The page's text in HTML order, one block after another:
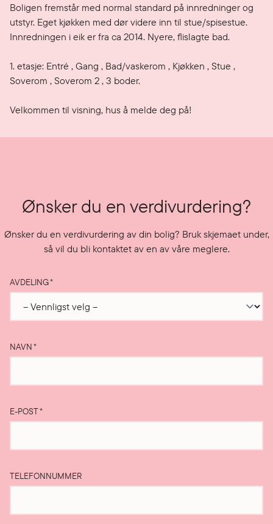
Boligen fremstår med normal standard på innredninger og
utstyr. Eget kjøkken med dør videre inn til stue/spisestue.
Innredningen i eik er fra ca 2014. Nyere, flislagte bad.
1. etasje: Entré , Gang , Bad/vaskerom , Kjøkken , Stue ,
Soverom , Soverom 2 , 3 boder.
Velkommen til visning, hus å melde deg på!
Ønsker du en verdivurdering?
Ønsker du en verdivurdering av din bolig? Bruk skjemaet under,
så vil du bli kontaktet av en av våre meglere.
AVDELING*
NAVN*
E-POST*
TELEFONNUMMER